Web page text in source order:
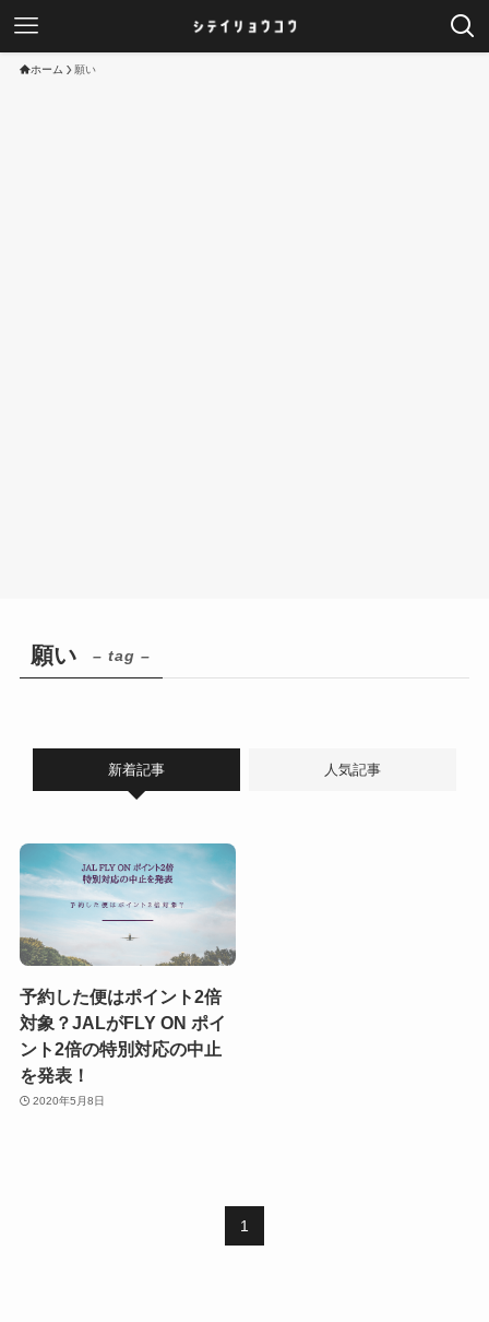
ホーム 願い
願い – tag –
新着記事 人気記事
予約した便はポイント2倍
対象？JALがFLY ON ポイ
ント2倍の特別対応の中止
を発表！
2020年5月8日
1